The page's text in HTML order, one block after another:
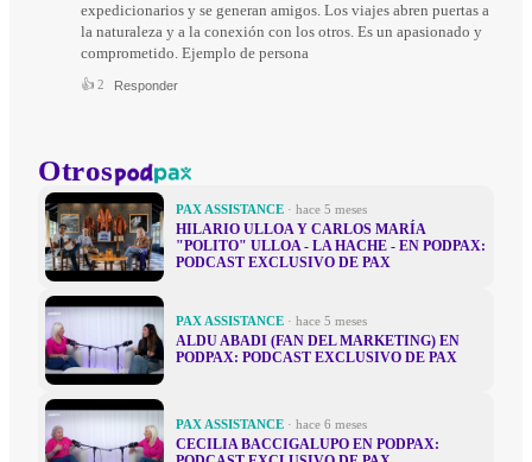
expedicionarios y se generan amigos. Los viajes abren puertas a
la naturaleza y a la conexión con los otros. Es un apasionado y
comprometido. Ejemplo de persona
👍 2 Responder
Otros
PAX ASSISTANCE · hace 5 meses
HILARIO ULLOA Y CARLOS MARÍA
"POLITO" ULLOA - LA HACHE - EN PODPAX:
PODCAST EXCLUSIVO DE PAX
PAX ASSISTANCE · hace 5 meses
ALDU ABADI (FAN DEL MARKETING) EN
PODPAX: PODCAST EXCLUSIVO DE PAX
PAX ASSISTANCE · hace 6 meses
CECILIA BACCIGALUPO EN PODPAX: